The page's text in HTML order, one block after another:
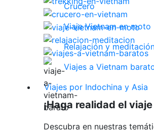
Crucero
Viaje Vietnam en moto
Relajación y
Viajes a Vietnam
Viajes por Indochina y Asia
¡Haga realidad el
Descubra en nuestras